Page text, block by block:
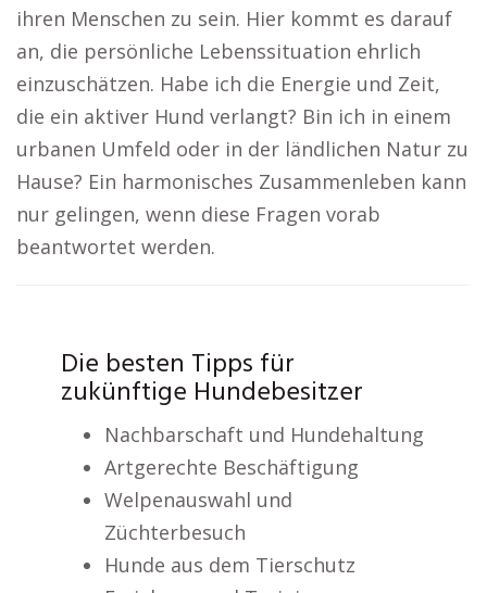
ihren Menschen zu sein. Hier kommt es darauf
an, die persönliche Lebenssituation ehrlich
einzuschätzen. Habe ich die Energie und Zeit,
die ein aktiver Hund verlangt? Bin ich in einem
urbanen Umfeld oder in der ländlichen Natur zu
Hause? Ein harmonisches Zusammenleben kann
nur gelingen, wenn diese Fragen vorab
beantwortet werden.
Die besten Tipps für
zukünftige Hundebesitzer
Nachbarschaft und Hundehaltung
Artgerechte Beschäftigung
Welpenauswahl und
Züchterbesuch
Hunde aus dem Tierschutz